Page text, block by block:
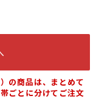
の商品は、まとめて
ごとに分けてご注文